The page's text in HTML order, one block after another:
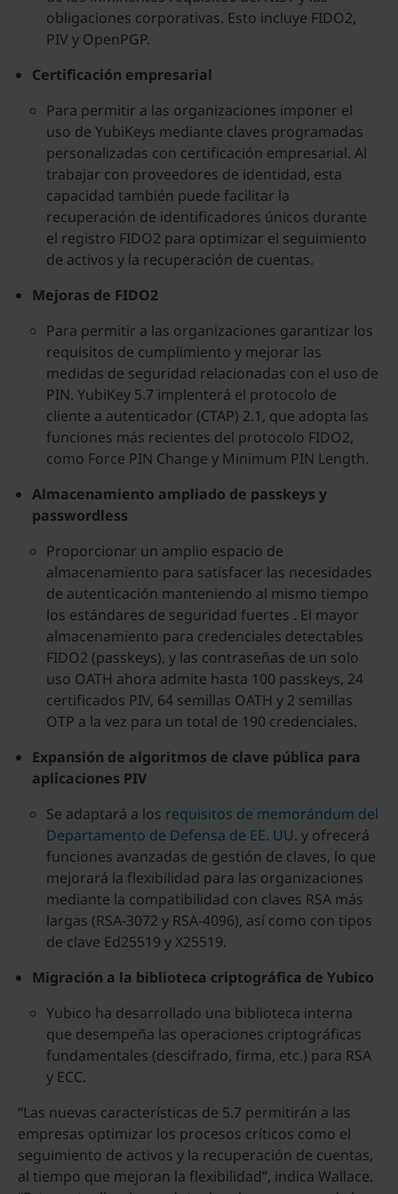
obligaciones corporativas. Esto incluye FIDO2,
PIV y OpenPGP.
Certificación empresarial
Para permitir a las organizaciones imponer el
uso de YubiKeys mediante claves programadas
personalizadas con certificación empresarial. Al
trabajar con proveedores de identidad, esta
capacidad también puede facilitar la
recuperación de identificadores únicos durante
el registro FIDO2 para optimizar el seguimiento
de activos y la recuperación de cuentas.
Mejoras de FIDO2
Para permitir a las organizaciones garantizar los
requisitos de cumplimiento y mejorar las
medidas de seguridad relacionadas con el uso de
PIN. YubiKey 5.7 implenterá el protocolo de
cliente a autenticador (CTAP) 2.1, que adopta las
funciones más recientes del protocolo FIDO2,
como Force PIN Change y Minimum PIN Length.
Almacenamiento ampliado de passkeys y
passwordless
Proporcionar un amplio espacio de
almacenamiento para satisfacer las necesidades
de autenticación manteniendo al mismo tiempo
los estándares de seguridad fuertes . El mayor
almacenamiento para credenciales detectables
FIDO2 (passkeys), y las contraseñas de un solo
uso OATH ahora admite hasta 100 passkeys, 24
certificados PIV, 64 semillas OATH y 2 semillas
OTP a la vez para un total de 190 credenciales.
Expansión de algoritmos de clave pública para
aplicaciones PIV
Se adaptará a los requisitos de memorándum del
Departamento de Defensa de EE. UU. y ofrecerá
funciones avanzadas de gestión de claves, lo que
mejorará la flexibilidad para las organizaciones
mediante la compatibilidad con claves RSA más
largas (RSA-3072 y RSA-4096), así como con tipos
de clave Ed25519 y X25519.
Migración a la biblioteca criptográfica de Yubico
Yubico ha desarrollado una biblioteca interna
que desempeña las operaciones criptográficas
fundamentales (descifrado, firma, etc.) para RSA
y ECC.
“Las nuevas características de 5.7 permitirán a las
empresas optimizar los procesos críticos como el
seguimiento de activos y la recuperación de cuentas,
al tiempo que mejoran la flexibilidad”, indica Wallace.